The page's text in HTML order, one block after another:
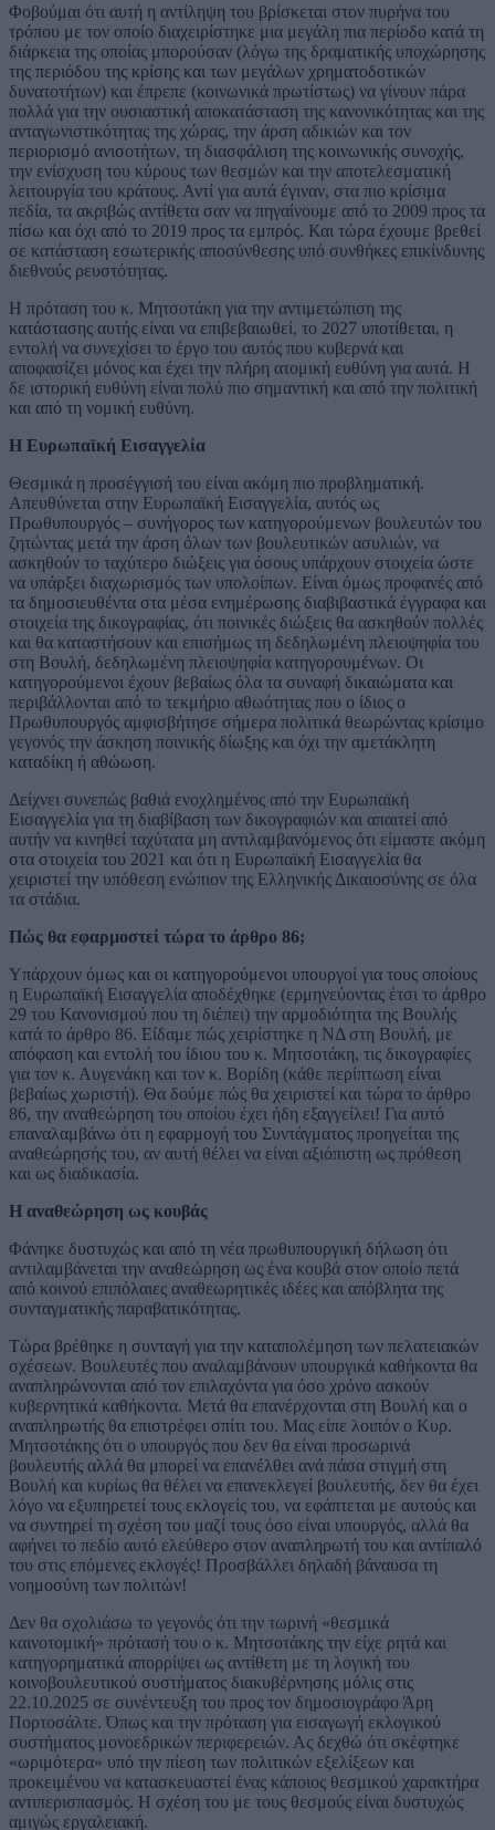
Φοβούμαι ότι αυτή η αντίληψη του βρίσκεται στον πυρήνα του
τρόπου με τον οποίο διαχειρίστηκε μια μεγάλη πια περίοδο κατά τη
διάρκεια της οποίας μπορούσαν (λόγω της δραματικής υποχώρησης
της περιόδου της κρίσης και των μεγάλων χρηματοδοτικών
δυνατοτήτων) και έπρεπε (κοινωνικά πρωτίστως) να γίνουν πάρα
πολλά για την ουσιαστική αποκατάσταση της κανονικότητας και της
ανταγωνιστικότητας της χώρας, την άρση αδικιών και τον
περιορισμό ανισοτήτων, τη διασφάλιση της κοινωνικής συνοχής,
την ενίσχυση του κύρους των θεσμών και την αποτελεσματική
λειτουργία του κράτους. Αντί για αυτά έγιναν, στα πιο κρίσιμα
πεδία, τα ακριβώς αντίθετα σαν να πηγαίνουμε από το 2009 προς τα
πίσω και όχι από το 2019 προς τα εμπρός. Και τώρα έχουμε βρεθεί
σε κατάσταση εσωτερικής αποσύνθεσης υπό συνθήκες επικίνδυνης
διεθνούς ρευστότητας.
Η πρόταση του κ. Μητσοτάκη για την αντιμετώπιση της
κατάστασης αυτής είναι να επιβεβαιωθεί, το 2027 υποτίθεται, η
εντολή να συνεχίσει το έργο του αυτός που κυβερνά και
αποφασίζει μόνος και έχει την πλήρη ατομική ευθύνη για αυτά. Η
δε ιστορική ευθύνη είναι πολύ πιο σημαντική και από την πολιτική
και από τη νομική ευθύνη.
Η Ευρωπαϊκή Εισαγγελία
Θεσμικά η προσέγγισή του είναι ακόμη πιο προβληματική.
Απευθύνεται στην Ευρωπαϊκή Εισαγγελία, αυτός ως
Πρωθυπουργός – συνήγορος των κατηγορούμενων βουλευτών του
ζητώντας μετά την άρση όλων των βουλευτικών ασυλιών, να
ασκηθούν το ταχύτερο διώξεις για όσους υπάρχουν στοιχεία ώστε
να υπάρξει διαχωρισμός των υπολοίπων. Είναι όμως προφανές από
τα δημοσιευθέντα στα μέσα ενημέρωσης διαβιβαστικά έγγραφα και
στοιχεία της δικογραφίας, ότι ποινικές διώξεις θα ασκηθούν πολλές
και θα καταστήσουν και επισήμως τη δεδηλωμένη πλειοψηφία του
στη Βουλή, δεδηλωμένη πλειοψηφία κατηγορουμένων. Οι
κατηγορούμενοι έχουν βεβαίως όλα τα συναφή δικαιώματα και
περιβάλλονται από το τεκμήριο αθωότητας που ο ίδιος ο
Πρωθυπουργός αμφισβήτησε σήμερα πολιτικά θεωρώντας κρίσιμο
γεγονός την άσκηση ποινικής δίωξης και όχι την αμετάκλητη
καταδίκη ή αθώωση.
Δείχνει συνεπώς βαθιά ενοχλημένος από την Ευρωπαϊκή
Εισαγγελία για τη διαβίβαση των δικογραφιών και απαιτεί από
αυτήν να κινηθεί ταχύτατα μη αντιλαμβανόμενος ότι είμαστε ακόμη
στα στοιχεία του 2021 και ότι η Ευρωπαϊκή Εισαγγελία θα
χειριστεί την υπόθεση ενώπιον της Ελληνικής Δικαιοσύνης σε όλα
τα στάδια.
Πώς θα εφαρμοστεί τώρα το άρθρο 86;
Υπάρχουν όμως και οι κατηγορούμενοι υπουργοί για τους οποίους
η Ευρωπαϊκή Εισαγγελία αποδέχθηκε (ερμηνεύοντας έτσι το άρθρο
29 του Κανονισμού που τη διέπει) την αρμοδιότητα της Βουλής
κατά το άρθρο 86. Είδαμε πώς χειρίστηκε η ΝΔ στη Βουλή, με
απόφαση και εντολή του ίδιου του κ. Μητσοτάκη, τις δικογραφίες
για τον κ. Αυγενάκη και τον κ. Βορίδη (κάθε περίπτωση είναι
βεβαίως χωριστή). Θα δούμε πώς θα χειριστεί και τώρα το άρθρο
86, την αναθεώρηση του οποίου έχει ήδη εξαγγείλει! Για αυτό
επαναλαμβάνω ότι η εφαρμογή του Συντάγματος προηγείται της
αναθεώρησής του, αν αυτή θέλει να είναι αξιόπιστη ως πρόθεση
και ως διαδικασία.
Η αναθεώρηση ως κουβάς
Φάνηκε δυστυχώς και από τη νέα πρωθυπουργική δήλωση ότι
αντιλαμβάνεται την αναθεώρηση ως ένα κουβά στον οποίο πετά
από κοινού επιπόλαιες αναθεωρητικές ιδέες και απόβλητα της
συνταγματικής παραβατικότητας.
Τώρα βρέθηκε η συνταγή για την καταπολέμηση των πελατειακών
σχέσεων. Βουλευτές που αναλαμβάνουν υπουργικά καθήκοντα θα
αναπληρώνονται από τον επιλαχόντα για όσο χρόνο ασκούν
κυβερνητικά καθήκοντα. Μετά θα επανέρχονται στη Βουλή και ο
αναπληρωτής θα επιστρέφει σπίτι του. Μας είπε λοιπόν ο Κυρ.
Μητσοτάκης ότι ο υπουργός που δεν θα είναι προσωρινά
βουλευτής αλλά θα μπορεί να επανέλθει ανά πάσα στιγμή στη
Βουλή και κυρίως θα θέλει να επανεκλεγεί βουλευτής, δεν θα έχει
λόγο να εξυπηρετεί τους εκλογείς του, να εφάπτεται με αυτούς και
να συντηρεί τη σχέση του μαζί τους όσο είναι υπουργός, αλλά θα
αφήνει το πεδίο αυτό ελεύθερο στον αναπληρωτή του και αντίπαλό
του στις επόμενες εκλογές! Προσβάλλει δηλαδή βάναυσα τη
νοημοσύνη των πολιτών!
Δεν θα σχολιάσω το γεγονός ότι την τωρινή «θεσμικά
καινοτομική» πρότασή του ο κ. Μητσοτάκης την είχε ρητά και
κατηγορηματικά απορρίψει ως αντίθετη με τη λογική του
κοινοβουλευτικού συστήματος διακυβέρνησης μόλις στις
22.10.2025 σε συνέντευξη του προς τον δημοσιογράφο Άρη
Πορτοσάλτε. Όπως και την πρόταση για εισαγωγή εκλογικού
συστήματος μονοεδρικών περιφερειών. Ας δεχθώ ότι σκέφτηκε
«ωριμότερα» υπό την πίεση των πολιτικών εξελίξεων και
προκειμένου να κατασκευαστεί ένας κάποιος θεσμικού χαρακτήρα
αντιπερισπασμός. Η σχέση του με τους θεσμούς είναι δυστυχώς
αμιγώς εργαλειακή.